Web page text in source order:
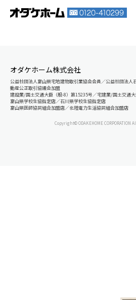
オダケホーム株式会社
公益社団法人富山県宅地建物取引業協会会員／公益社団法人
動産公正取引協議会加盟
建設業/国土交通大臣（般-8）第15235号／宅建業/国土交通
富山県学校生協指定店／石川県学校生協指定店
富山県医師協同組合加盟店／北陸電力生活協同組合加盟店
Copyright© ODAKEHOME CORPORATION